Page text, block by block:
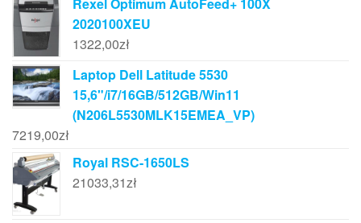
2020100XEU
1322,00zł
Laptop Dell Latitude 5530
15,6"/i7/16GB/512GB/Win11
(N206L5530MLK15EMEA_VP)
7219,00zł
Royal RSC-1650LS
21033,31zł